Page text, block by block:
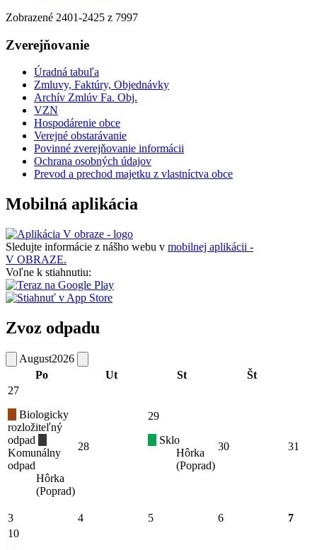
Zobrazené 2401-2425 z 7997
Zverejňovanie
Úradná tabuľa
Zmluvy, Faktúry, Objednávky
Archív Zmlúv Fa. Obj.
VZN
Hospodárenie obce
Verejné obstarávanie
Povinné zverejňovanie informácii
Ochrana osobných údajov
Prevod a prechod majetku z vlastníctva obce
Mobilná aplikácia
Sledujte informácie z nášho webu v mobilnej aplikácii -
V OBRAZE.
Voľne k stiahnutiu:
Zvoz odpadu
August2026
Po
Ut St Št
27
Biologicky
rozložiteľný
odpad
Komunálny
odpad
Hôrka
(Poprad)
28
29
Sklo
Hôrka
(Poprad)
30 31
3 4 5 6
7
10